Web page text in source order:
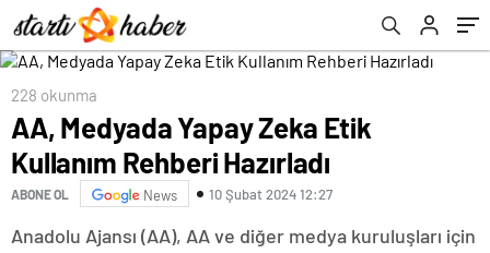
228 okunma
AA, Medyada Yapay Zeka Etik
Kullanım Rehberi Hazırladı
ABONE OL News 10 Şubat 2024 12:27
Anadolu Ajansı (AA), AA ve diğer medya kuruluşları için